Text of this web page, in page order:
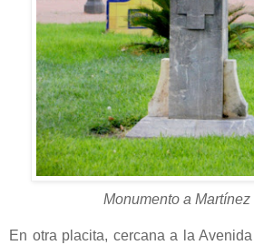
Monumento a Martínez
En otra placita, cercana a la